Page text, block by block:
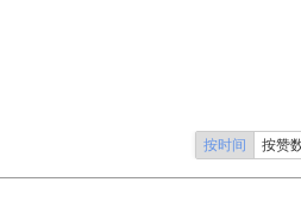
按时间 按赞